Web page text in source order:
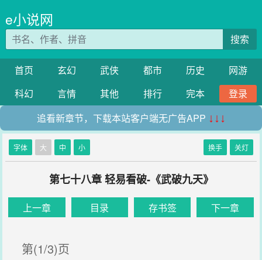
e小说网
搜索
首页 玄幻 武侠 都市 历史
网游
科幻
言情 其他 排行 完本
登录
追看新章节，下载本站客户端无广告APP ↓↓↓
字体 大 中 小 换手 关灯
第七十八章 轻易看破-《武破九天》
上一章 目录 存书签 下一章
第(1/3)页